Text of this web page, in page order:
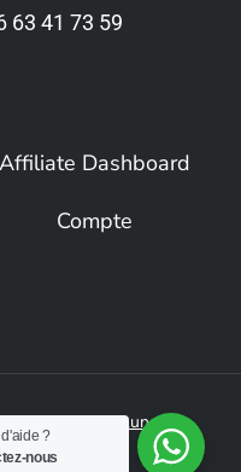
63 41 73 59
Affiliate Dashboard
Compte
byCendre de Lune
?
nous